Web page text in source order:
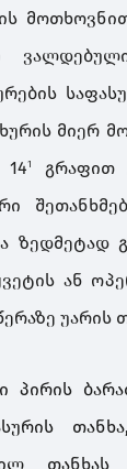
მიერ
14​1
გრაფით
ზედმეტად
ან
უარის
პირის